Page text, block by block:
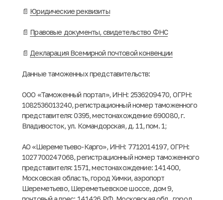
📄 Юридические реквизиты
📄 Правовые документы, свидетельство ФНС
📄 Декларация Всемирной почтовой конвенции
Данные таможенных представительств:
ООО «Таможенный портал», ИНН: 2536209470, ОГРН:
1082536013240, регистрационный номер таможенного
представителя: 0395, местонахождение 690080, г.
Владивосток, ул. Командорская, д. 11, пом. 1;
АО «Шереметьево-Карго», ИНН: 7712014197, ОГРН:
1027700247068, регистрационный номер таможенного
представителя: 1571, местонахождение: 141400,
Московская область, город Химки, аэропорт
Шереметьево, Шереметьевское шоссе, дом 9,